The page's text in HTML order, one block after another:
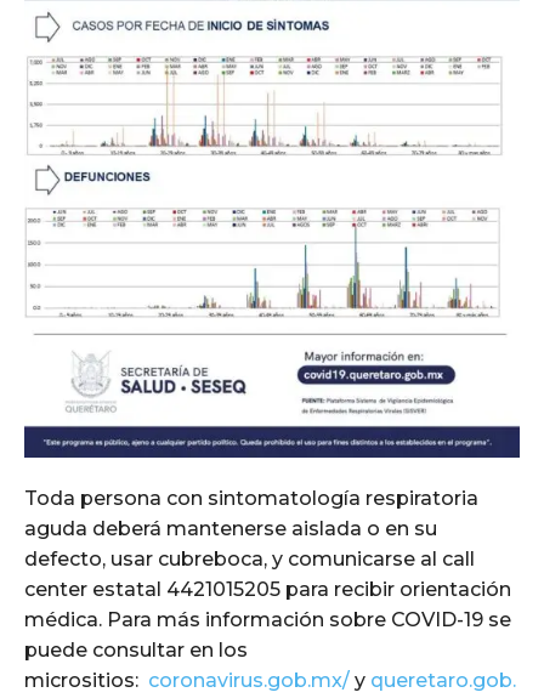
Toda persona con sintomatología respiratoria
aguda deberá mantenerse aislada o en su
defecto, usar cubreboca, y comunicarse al call
center estatal 4421015205 para recibir orientación
médica. Para más información sobre COVID-19 se
puede consultar en los
micrositios: coronavirus.gob.mx/ y queretaro.gob.